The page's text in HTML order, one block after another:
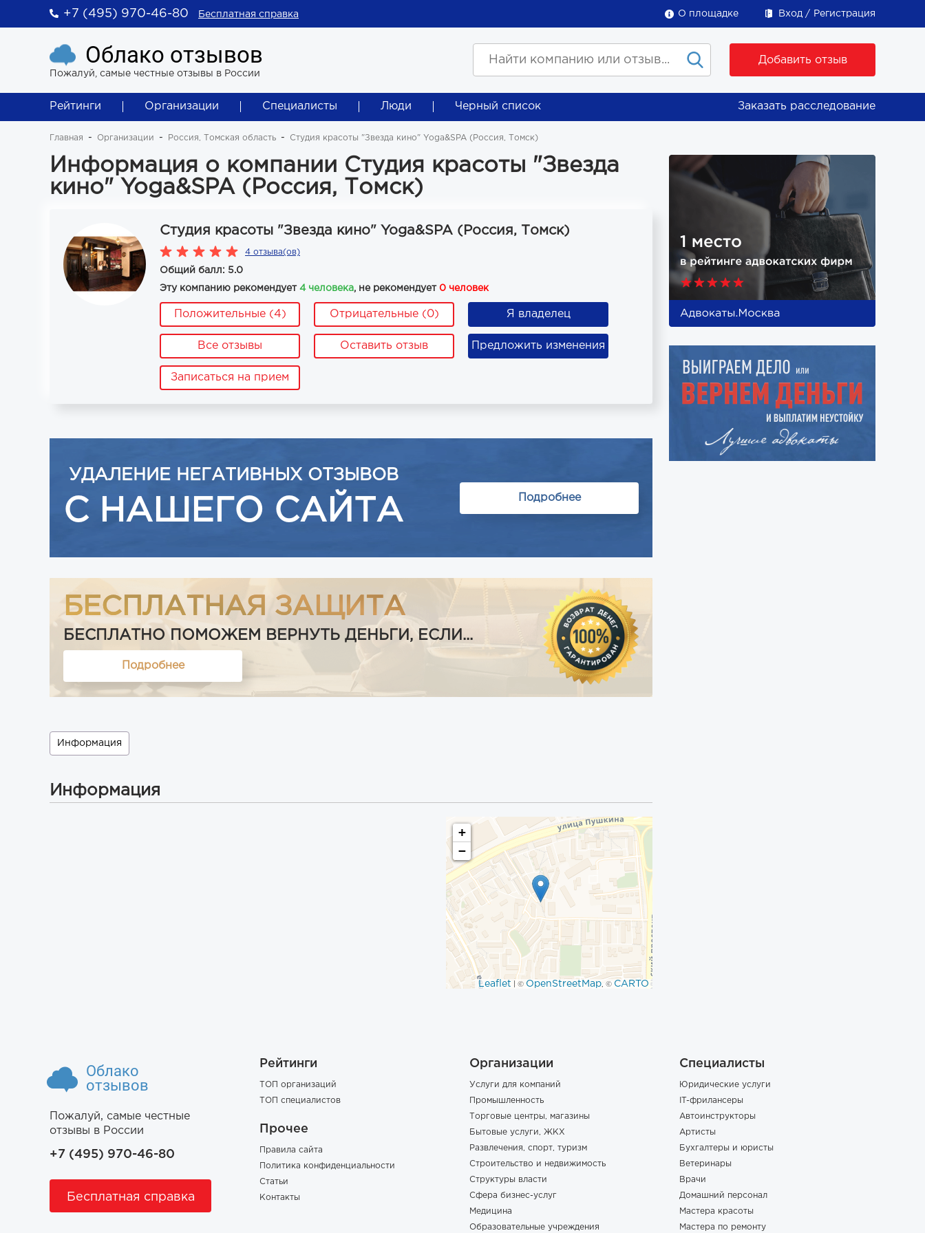
+7 (495) 970-46-80 Бесплатная справка О площадке Вход Регистрация
Облако отзывов
Пожалуй, самые честные отзывы в России
Добавить отзыв
Рейтинги Организации Специалисты Люди Черный список Заказать расследование
Главная Организации Россия, Томская область Студия красоты "Звезда кино" Yoga&SPA (Россия, Томск)
Информация о компании Студия красоты "Звезда
кино" Yoga&SPA (Россия, Томск)
Студия красоты "Звезда кино" Yoga&SPA (Россия, Томск)
4 отзыва(ов)
Общий балл: 5.0
Эту компанию рекомендует 4 человека, не рекомендует 0 человек
Положительные (4) Отрицательные (0) Я владелец
Все отзывы Оставить отзыв Предложить изменения
Записаться на прием
УДАЛЕНИЕ НЕГАТИВНЫХ ОТЗЫВОВ
С НАШЕГО САЙТА Подробнее
БЕСПЛАТНАЯ ЗАЩИТА
БЕСПЛАТНО ПОМОЖЕМ ВЕРНУТЬ ДЕНЬГИ, ЕСЛИ...
Подробнее
Информация
Информация
+
−
Leaflet | © OpenStreetMap, © CARTO
Облако
отзывов
Пожалуй, самые честные
отзывы в России
+7 (495) 970-46-80
Бесплатная справка
Рейтинги
ТОП организаций
ТОП специалистов
Прочее
Правила сайта
Политика конфиденциальности
Статьи
Контакты
Организации
Услуги для компаний
Промышленность
Торговые центры, магазины
Бытовые услуги, ЖКХ
Развлечения, спорт, туризм
Строительство и недвижимость
Структуры власти
Сфера бизнес-услуг
Медицина
Образовательные учреждения
Специалисты
Юридические услуги
IT-фрилансеры
Автоинструкторы
Артисты
Бухгалтеры и юристы
Ветеринары
Врачи
Домашний персонал
Мастера красоты
Мастера по ремонту